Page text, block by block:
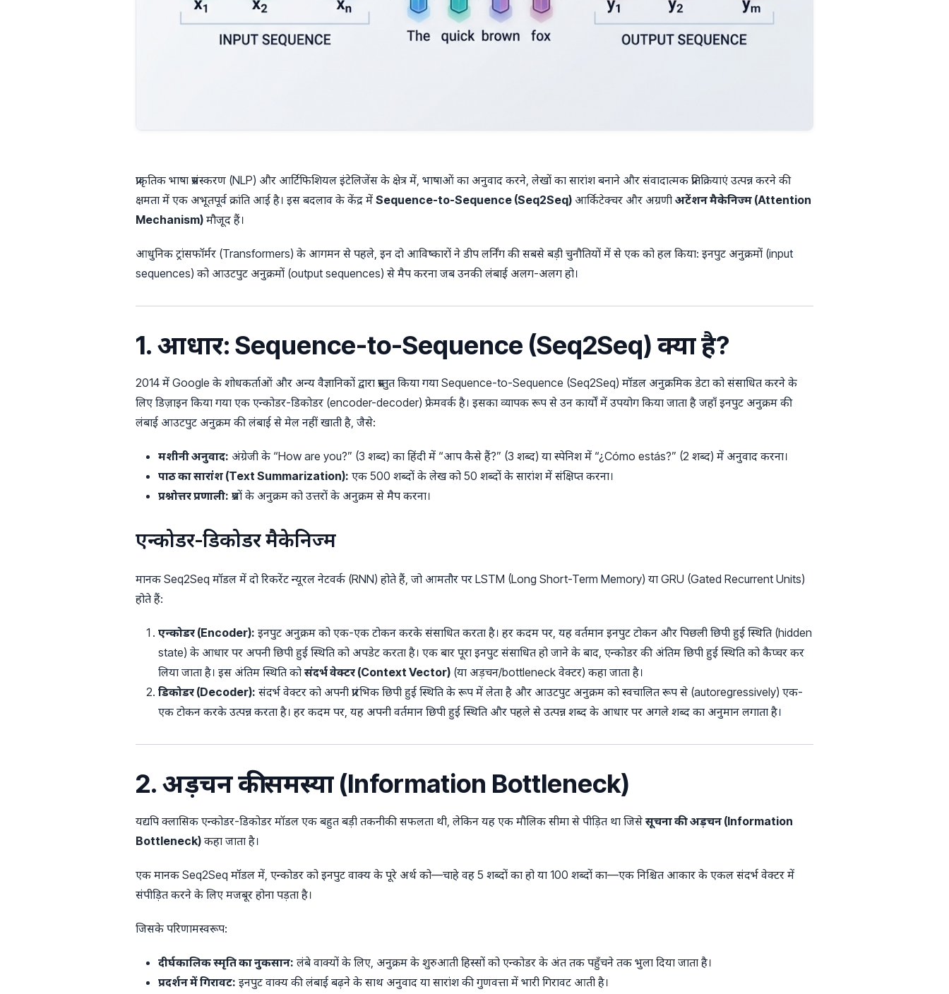
प्राकृतिक भाषा प्रसंस्करण (NLP) और आर्टिफिशियल इंटेलिजेंस के क्षेत्र में, भाषाओं का अनुवाद करने, लेखों का सारांश बनाने और संवादात्मक प्रतिक्रियाएं उत्पन्न करने की
क्षमता में एक अभूतपूर्व क्रांति आई है। इस बदलाव के केंद्र में Sequence-to-Sequence (Seq2Seq) आर्किटेक्चर और अग्रणी अटेंशन मैकेनिज्म (Attention
Mechanism) मौजूद हैं।
आधुनिक ट्रांसफॉर्मर (Transformers) के आगमन से पहले, इन दो आविष्कारों ने डीप लर्निंग की सबसे बड़ी चुनौतियों में से एक को हल किया: इनपुट अनुक्रमों (input
sequences) को आउटपुट अनुक्रमों (output sequences) से मैप करना जब उनकी लंबाई अलग-अलग हो।
1. आधार: Sequence-to-Sequence (Seq2Seq) क्या है?
2014 में Google के शोधकर्ताओं और अन्य वैज्ञानिकों द्वारा प्रस्तुत किया गया Sequence-to-Sequence (Seq2Seq) मॉडल अनुक्रमिक डेटा को संसाधित करने के
लिए डिज़ाइन किया गया एक एन्कोडर-डिकोडर (encoder-decoder) फ्रेमवर्क है। इसका व्यापक रूप से उन कार्यों में उपयोग किया जाता है जहाँ इनपुट अनुक्रम की
लंबाई आउटपुट अनुक्रम की लंबाई से मेल नहीं खाती है, जैसे:
मशीनी अनुवाद: अंग्रेजी के “How are you?” (3 शब्द) का हिंदी में “आप कैसे हैं?” (3 शब्द) या स्पेनिश में “¿Cómo estás?” (2 शब्द) में अनुवाद करना।
पाठ का सारांश (Text Summarization): एक 500 शब्दों के लेख को 50 शब्दों के सारांश में संक्षिप्त करना।
प्रश्नोत्तर प्रणाली: प्रश्नों के अनुक्रम को उत्तरों के अनुक्रम से मैप करना।
एन्कोडर-डिकोडर मैकेनिज्म
मानक Seq2Seq मॉडल में दो रिकरेंट न्यूरल नेटवर्क (RNN) होते हैं, जो आमतौर पर LSTM (Long Short-Term Memory) या GRU (Gated Recurrent Units)
होते हैं:
एन्कोडर (Encoder): इनपुट अनुक्रम को एक-एक टोकन करके संसाधित करता है। हर कदम पर, यह वर्तमान इनपुट टोकन और पिछली छिपी हुई स्थिति (hidden
state) के आधार पर अपनी छिपी हुई स्थिति को अपडेट करता है। एक बार पूरा इनपुट संसाधित हो जाने के बाद, एन्कोडर की अंतिम छिपी हुई स्थिति को कैप्चर कर
लिया जाता है। इस अंतिम स्थिति को संदर्भ वेक्टर (Context Vector) (या अड़चन/bottleneck वेक्टर) कहा जाता है।
डिकोडर (Decoder): संदर्भ वेक्टर को अपनी प्रारंभिक छिपी हुई स्थिति के रूप में लेता है और आउटपुट अनुक्रम को स्वचालित रूप से (autoregressively) एक-
एक टोकन करके उत्पन्न करता है। हर कदम पर, यह अपनी वर्तमान छिपी हुई स्थिति और पहले से उत्पन्न शब्द के आधार पर अगले शब्द का अनुमान लगाता है।
2. अड़चन की समस्या (Information Bottleneck)
यद्यपि क्लासिक एन्कोडर-डिकोडर मॉडल एक बहुत बड़ी तकनीकी सफलता थी, लेकिन यह एक मौलिक सीमा से पीड़ित था जिसे सूचना की अड़चन (Information
Bottleneck) कहा जाता है।
एक मानक Seq2Seq मॉडल में, एन्कोडर को इनपुट वाक्य के पूरे अर्थ को—चाहे वह 5 शब्दों का हो या 100 शब्दों का—एक निश्चित आकार के एकल संदर्भ वेक्टर में
संपीड़ित करने के लिए मजबूर होना पड़ता है।
जिसके परिणामस्वरूप:
दीर्घकालिक स्मृति का नुकसान: लंबे वाक्यों के लिए, अनुक्रम के शुरुआती हिस्सों को एन्कोडर के अंत तक पहुँचने तक भुला दिया जाता है।
प्रदर्शन में गिरावट: इनपुट वाक्य की लंबाई बढ़ने के साथ अनुवाद या सारांश की गुणवत्ता में भारी गिरावट आती है।